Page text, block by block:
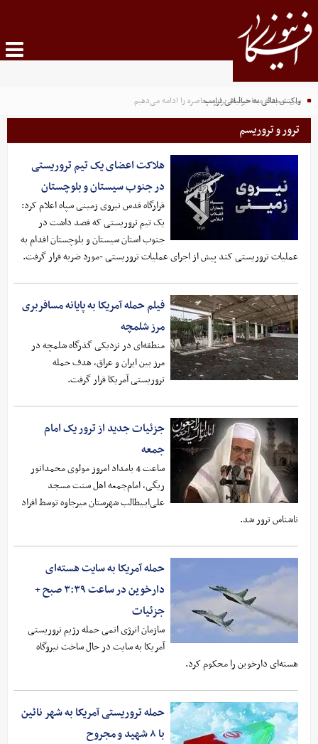
یمن: معادله محاصره در برابر محاصره را ادامه می‌دهیم
واکنش بقائی به خیالبافی ترامپ
ترور و تروریسم
هلاکت اعضای یک تیم تروریستی
در جنوب سیستان و بلوچستان
قرارگاه قدس نیروی زمینی سپاه اعلام کرد:
یک تیم تروریستی که قصد داشت در
جنوب استان سیستان و بلوچستان اقدام به
عملیات تروریستی کند پیش از اجرای عملیات تروریستی -مورد ضربه قرار گرفت.
فیلم حمله آمریکا به پایانه مسافربری
مرز شلمچه
منطقه‌ای در نزدیکی گذرگاه شلمچه در
مرز بین ایران و عراق، هدف حمله
تروریستی آمریکا قرار گرفت.
جزئیات جدید از ترور یک امام
جمعه
ساعت 4 بامداد امروز مولوی محمدانور
ریگی، امام‌جمعه اهل سنت مسجد
علی‌ابـیطالب شهرستان میرجاوه توسط افراد
ناشناس ترور شد.
حمله آمریکا به سایت هسته‌ای
دارخوین در ساعت ۳:۳۹ صبح +
جزئیات
سازمان انرژی اتمی حمله رژیم تروریستی
آمریکا به سایت در حال ساخت نیروگاه
هسته‌ای دارخوین را محکوم کرد.
حمله تروریستی آمریکا به شهر نائین
با ۸ شهید و مجروح